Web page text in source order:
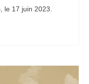
le 17 juin 2023.